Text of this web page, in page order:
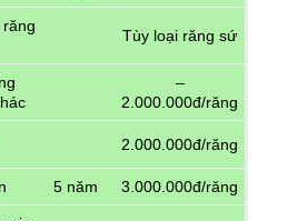
Tùy loại răng sứ
–
2.000.000đ/răng
2.000.000đ/răng
5 năm 3.000.000đ/răng